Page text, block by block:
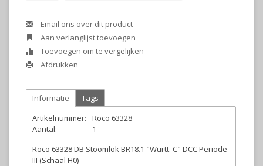
Email ons over dit product
Aan verlanglijst toevoegen
Toevoegen om te vergelijken
Afdrukken
Informatie
Tags
Artikelnummer:
Roco 63328
Aantal:
1
Roco 63328 DB Stoomlok BR18.1 "Württ. C" DCC Periode
III (Schaal H0)